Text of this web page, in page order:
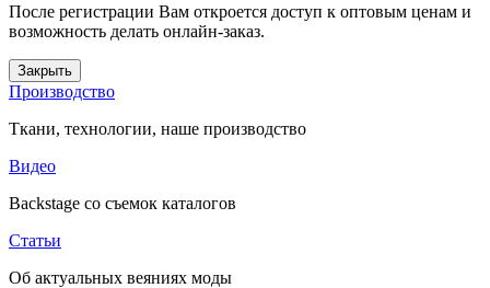
После регистрации Вам откроется доступ к оптовым ценам и
возможность делать онлайн-заказ.
Закрыть
Производство
Ткани, технологии, наше производство
Видео
Backstage со съемок каталогов
Статьи
Об актуальных веяниях моды